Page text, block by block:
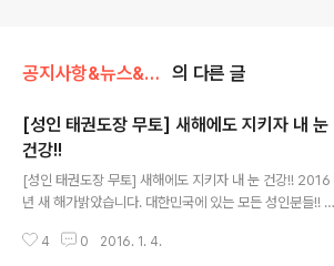
공지사항&뉴스&행사/기타 의 다른 글
[성인 태권도장 무토] 새해에도 지키자 내 눈
건강!!
[성인 태권도장 무토] 새해에도 지키자 내 눈 건강!! 2016
년 새 해가밝았습니다. 대한민국에 있는 모든 성인분들!! 2
일을 하고 계신 많은 분들에게 참고가 될만한 간단하지만
4 0 2016. 1. 4.